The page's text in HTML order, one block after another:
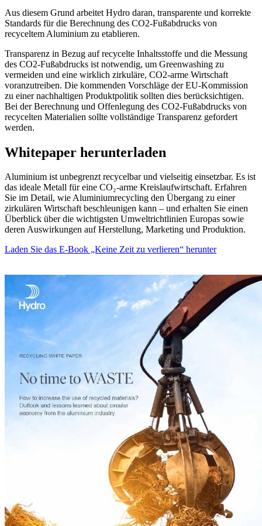
Aus diesem Grund arbeitet Hydro daran, transparente und korrekte
Standards für die Berechnung des CO2-Fußabdrucks von
recyceltem Aluminium zu etablieren.
Transparenz in Bezug auf recycelte Inhaltsstoffe und die Messung
des CO2-Fußabdrucks ist notwendig, um Greenwashing zu
vermeiden und eine wirklich zirkuläre, CO2-arme Wirtschaft
voranzutreiben. Die kommenden Vorschläge der EU-Kommission
zu einer nachhaltigen Produktpolitik sollten dies berücksichtigen.
Bei der Berechnung und Offenlegung des CO2-Fußabdrucks von
recycelten Materialien sollte vollständige Transparenz gefordert
werden.
Whitepaper herunterladen
Aluminium ist unbegrenzt recycelbar und vielseitig einsetzbar. Es ist
das ideale Metall für eine CO₂-arme Kreislaufwirtschaft. Erfahren
Sie im Detail, wie Aluminiumrecycling den Übergang zu einer
zirkulären Wirtschaft beschleunigen kann – und erhalten Sie einen
Überblick über die wichtigsten Umweltrichtlinien Europas sowie
deren Auswirkungen auf Herstellung, Marketing und Produktion.
Laden Sie das E-Book „Keine Zeit zu verlieren“ herunter